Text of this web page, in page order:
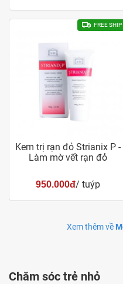
FREE SHIP
Kem trị rạn đỏ Strianix P -
Làm mờ vết rạn đỏ
950.000đ/ tuýp
Xem thêm về
Chăm sóc trẻ nhỏ